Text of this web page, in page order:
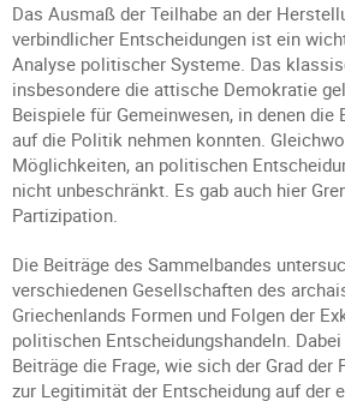
Das Ausmaß der Teilhabe an der
verbindlicher Entscheidungen ist ein
Analyse politischer Systeme. Das
insbesondere die attische Demokratie
Beispiele für Gemeinwesen, in denen die
auf die Politik nehmen konnten.
Möglichkeiten, an politischen
nicht unbeschränkt. Es gab auch hier
Partizipation.
Die Beiträge des Sammelbandes
verschiedenen Gesellschaften des
Griechenlands Formen und Folgen der
politischen Entscheidungshandeln.
Beiträge die Frage, wie sich der Grad
zur Legitimität der Entscheidung auf der